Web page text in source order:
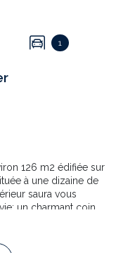
1
126 m2 édifiée sur
à une dizaine de
saura vous
un charmant coin
dont une